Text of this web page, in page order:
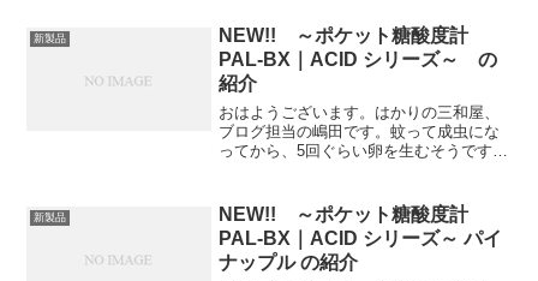
製です。持ち運びに便利、...
新製品
NEW!! ～ポケット糖酸度計
PAL-BX｜ACID シリーズ～ の
紹介
おはようございます。はかりの三和屋、
ブログ担当の嶋田です。蚊って成虫にな
ってから、5回ぐらい卵を生むそうです。
NEW!! ポケット糖酸度計 PAL-BX｜
ACI...
新製品
NEW!! ～ポケット糖酸度計
PAL-BX｜ACID シリーズ～ パイ
ナップル の紹介